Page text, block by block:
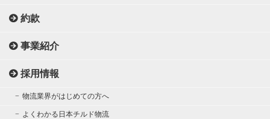
約款
事業紹介
採用情報
物流業界がはじめての方へ
よくわかる日本チルド物流